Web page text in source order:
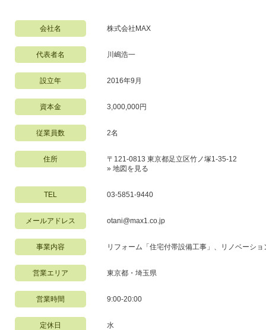
会社名 株式会社MAX
代表者名 川嶋浩一
設立年 2016年9月
資本金 3,000,000円
従業員数 2名
住所
〒121-0813 東京都足立区竹ノ塚1-35-12
» 地図を見る
TEL 03-5851-9440
メールアドレス otani@max1.co.jp
事業内容 リフォーム「住宅付帯設備工事」、リノベーショ
営業エリア 東京都・埼玉県
営業時間 9:00-20:00
定休日 水